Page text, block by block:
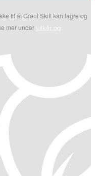
til at Grønt Skift kan lagre og
mer under vilkår og